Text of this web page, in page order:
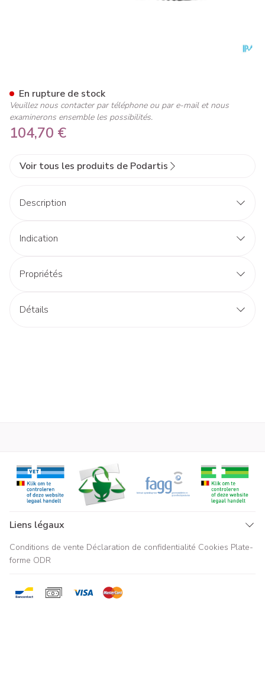
104,70 €
En rupture de stock
Veuillez nous contacter par téléphone ou par e-mail et nous
examinerons ensemble les possibilités.
Voir tous les produits de Podartis
Description
Indication
Propriétés
Détails
Liens légaux
Conditions de vente Déclaration de confidentialité Cookies Plate-
forme ODR